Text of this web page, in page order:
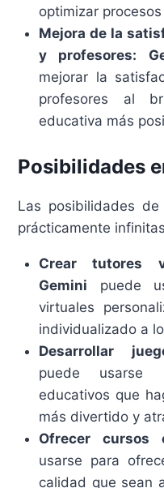
optimizar
Mejora de la
y profesores:
mejorar la
profesores al
educativa más
Posibilidades
Las posibilidades de
prácticamente
Crear tutores
Gemini puede
virtuales
individualizado a
Desarrollar
puede usarse
educativos que
más divertido y
Ofrecer cursos
usarse para
calidad que sean